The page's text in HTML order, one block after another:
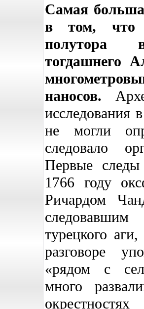
Самая
в том, что
полутора
тогдашнего
наносов.
исследования
не могли
следовало
Первые
1766 году
Ричардом
турецкого
разговоре
«рядом с
много